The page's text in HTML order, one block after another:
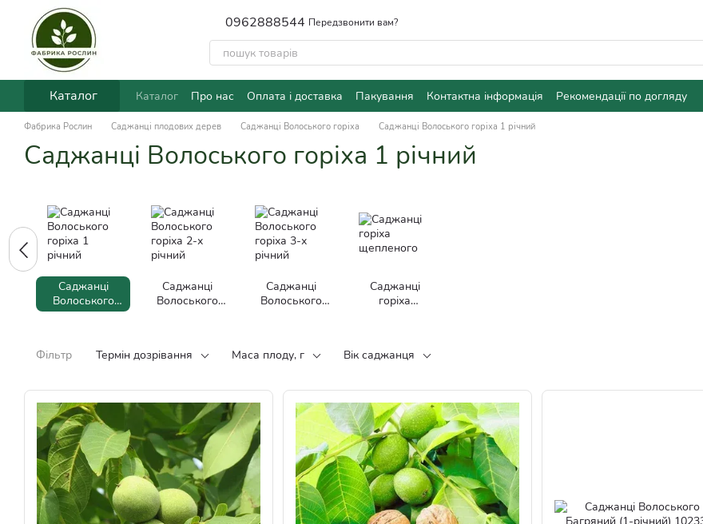
Перейти до основного контенту
0962888544 Передзвонити вам?
Каталог Каталог Про нас Оплата і доставка Пакування Контактна інформація Рекомендації по догляду
Фабрика Рослин Саджанці плодових дерев Саджанці Волоського горіха Саджанці Волоського горіха 1 річний
Саджанці Волоського горіха 1 річний
Саджанці
Волоського
горіха 1
Саджанці
Волоського
Саджанці
Волоського
Саджанці
горіха
Фільтр Термін дозрівання Маса плоду, г Вік саджанця